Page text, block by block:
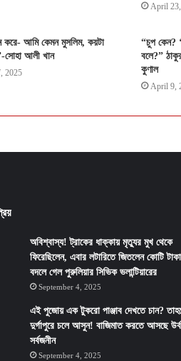
April
করে- আমি কেমন মুসলিম, কয়টা
সোহা আলী খান
2025
“চুপ কেন?
বলে?”
কুণাল
April 9,
অবিশ্বাস্য! ট্রাকের ধাক্কায় মৃত্যুর মুখ থেকে
ফিরেছিলেন, এবার লটারিতে জিতলেন কোটি
বদলে গেল পুরুলিয়ার সিভিক ভলান্টিয়ারের
September 4, 2025
এই পুজোয় এক টুকরো পাঞ্জাব দেখতে চান?
দুর্গাপুরে চলে আসুন! বাজিমাত করতে আসছে
সর্বজনীন
September 4, 2025